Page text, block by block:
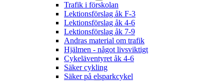
Trafik i förskolan
Lektionsförslag åk F-3
Lektionsförslag åk 4-6
Lektionsförslag åk 7-9
Andras material om trafik
Hjälmen - något livsviktigt
Cykeläventyret åk 4-6
Säker cykling
Säker på elsparkcykel